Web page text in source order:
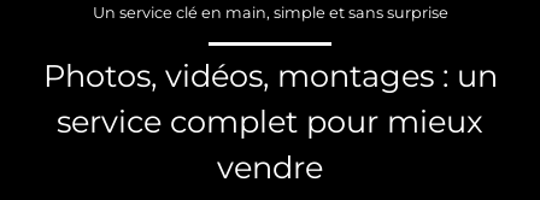
Un service clé en main, simple et sans surprise
Photos, vidéos, montages : un
service complet pour mieux
vendre